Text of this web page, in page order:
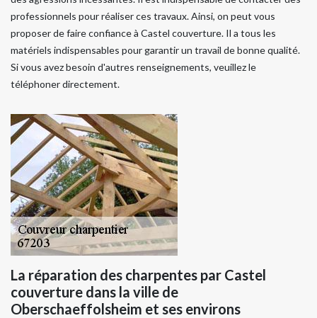
professionnels pour réaliser ces travaux. Ainsi, on peut vous
proposer de faire confiance à Castel couverture. Il a tous les
matériels indispensables pour garantir un travail de bonne qualité.
Si vous avez besoin d'autres renseignements, veuillez le
téléphoner directement.
La réparation des charpentes par Castel
couverture dans la ville de
Oberschaeffolsheim et ses environs